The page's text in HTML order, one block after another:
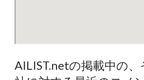
AILIST.netの掲載中の